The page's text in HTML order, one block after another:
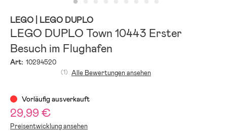
LEGO | LEGO DUPLO
LEGO DUPLO Town 10443 Erster
Besuch im Flughafen
Art: 10294520
(1) Alle Bewertungen ansehen
Vorläufig ausverkauft
29,99 €
Preisentwicklung ansehen